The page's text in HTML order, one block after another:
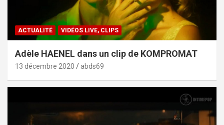
ACTUALITÉ VIDÉOS LIVE, CLIPS
Adèle HAENEL dans un clip de KOMPROMAT
13 décembre 2020 abds69